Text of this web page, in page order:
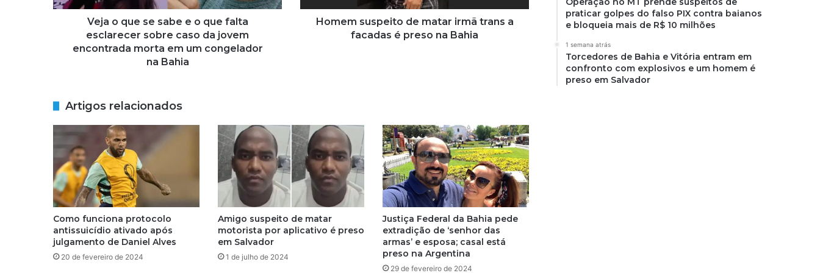
s
q
u
t
a
c
Veja o que se sabe e o que falta
esclarecer sobre caso da jovem
encontrada morta em um congelador
na Bahia
p
t
a
m
Homem suspeito de matar irmã trans a
facadas é preso na Bahia
Artigos relacionados
Como funciona protocolo
antissuicídio ativado após
julgamento de Daniel Alves
20 de fevereiro de 2024
Amigo suspeito de matar
motorista por aplicativo é preso
em Salvador
1 de julho de 2024
Justiça Federal da Bahia pede
extradição de ‘senhor das
armas’ e esposa; casal está
preso na Argentina
29 de fevereiro de 2024
praticar golpes do falso PIX contra baianos
e bloqueia mais de R$ 10 milhões
1 semana atrás
Torcedores de Bahia e Vitória entram em
confronto com explosivos e um homem é
preso em Salvador